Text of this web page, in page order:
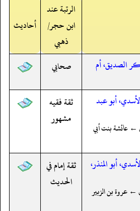
الرتبة عند
ابن حجر/
ذهبي
أحاديث
الصديق، أم
صحابي
أبو عبد
← عائشة بنت أبي
ثقة فقيه
مشهور
أبو المنذر،
عروة بن الزبير
ثقة إمام في
الحديث